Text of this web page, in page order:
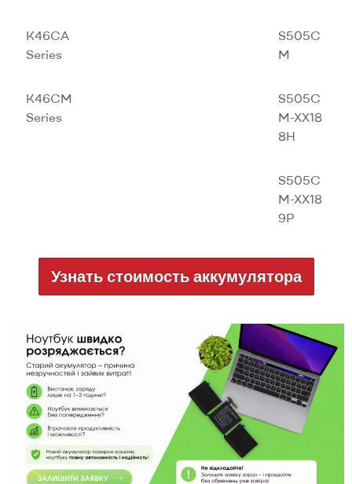
K46CA
Series
S505C
M
K46CM
Series
S505C
M-XX18
8H
S505C
M-XX18
9P
Узнать стоимость аккумулятора